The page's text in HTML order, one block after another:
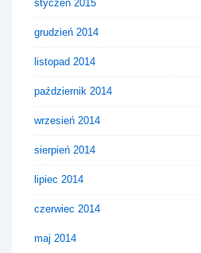
styczeń 2015
grudzień 2014
listopad 2014
październik 2014
wrzesień 2014
sierpień 2014
lipiec 2014
czerwiec 2014
maj 2014